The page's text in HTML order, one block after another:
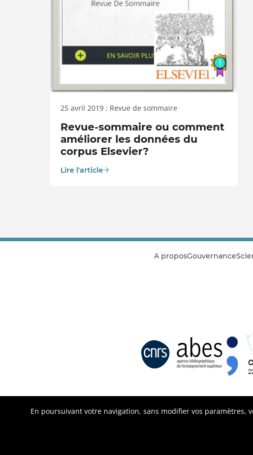
25 avril 2019 : Revue de sommaire
Revue-sommaire ou comment
améliorer les données du
corpus Elsevier?
Lire l'article
A proposGouvernance
En poursuivant votre navigation, sans modifier vos